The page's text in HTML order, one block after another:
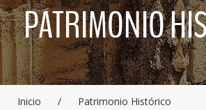
PATRIMONIO
Inicio / Patrimonio Histórico